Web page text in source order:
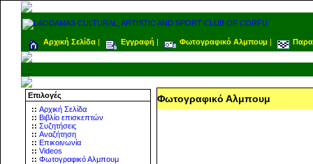
Αρχική Σελίδα | Εγγραφή | Φωτογραφικό Αλμπουμ |
.::
Επιλογές
:: Αρχική Σελίδα
:: Βιβλίο επισκεπτών
:: Συζητήσεις
:: Αναζήτηση
:: Επικοινωνία
:: Videos
:: Φωτογραφικό Αλμπουμ
Φωτογραφικό Αλμπουμ